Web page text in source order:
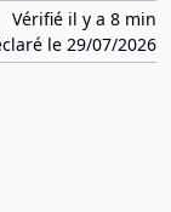
Vérifié il y a 8 min
le 29/07/2026